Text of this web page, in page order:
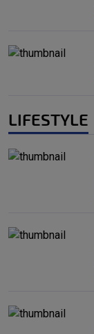
LIFESTYLE